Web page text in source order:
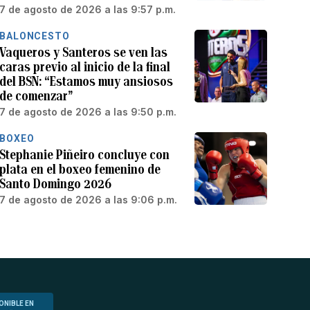
7 de agosto de 2026 a las 9:57 p.m.
BALONCESTO
Vaqueros y Santeros se ven las
caras previo al inicio de la final
del BSN: “Estamos muy ansiosos
de comenzar”
7 de agosto de 2026 a las 9:50 p.m.
BOXEO
Stephanie Piñeiro concluye con
plata en el boxeo femenino de
Santo Domingo 2026
7 de agosto de 2026 a las 9:06 p.m.
EN